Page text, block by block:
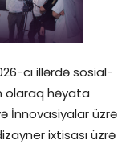
cı illərdə sosial-
olaraq həyata
İnnovasiyalar üzrə
ixtisası üzrə